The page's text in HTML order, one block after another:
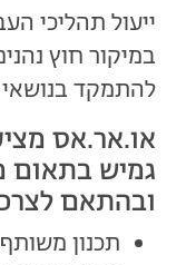
ייעול תהליכי
במיקור חוץ
להתמקד בנושאי
או.אר.אס
גמיש בתאום
ובהתאם
תכנון משותף